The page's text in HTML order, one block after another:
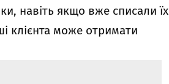
навіть якщо вже списали їх
клієнта може отримати